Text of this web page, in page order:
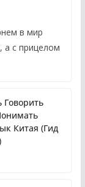
в мир
а с прицелом
Говорить
Китая (Гид